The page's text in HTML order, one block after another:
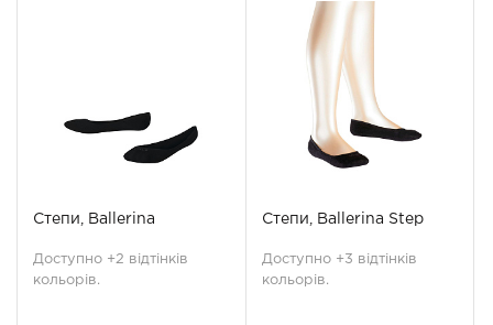
Степи, Ballerina
Доступно +2 відтінків
кольорів.
Степи, Ballerina Step
Доступно +3 відтінків
кольорів.